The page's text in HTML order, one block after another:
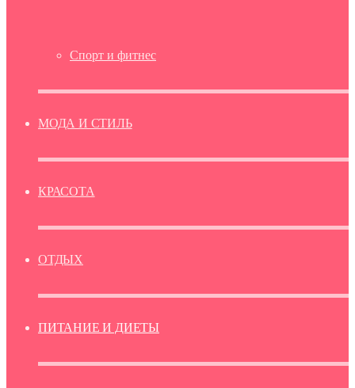
Спорт и фитнес
МОДА И СТИЛЬ
КРАСОТА
ОТДЫХ
ПИТАНИЕ И ДИЕТЫ